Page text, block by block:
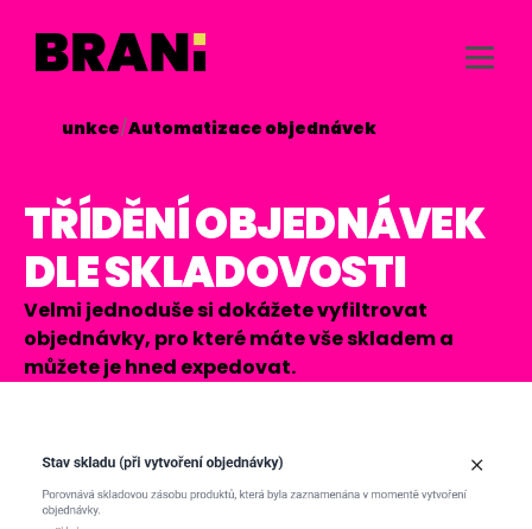
Funkce/Automatizace objednávek
TŘÍDĚNÍ OBJEDNÁVEK
DLE SKLADOVOSTI
Velmi jednoduše si dokážete vyfiltrovat
objednávky, pro které máte vše skladem a
můžete je hned expedovat.